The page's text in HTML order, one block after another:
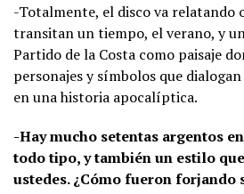
-Totalmente, el disco va relatando
transitan un tiempo, el verano, y
Partido de la Costa como paisaje
personajes y símbolos que
en una historia apocalíptica.
-Hay mucho setentas argentos
todo tipo, y también un estilo
ustedes. ¿Cómo fueron forjando